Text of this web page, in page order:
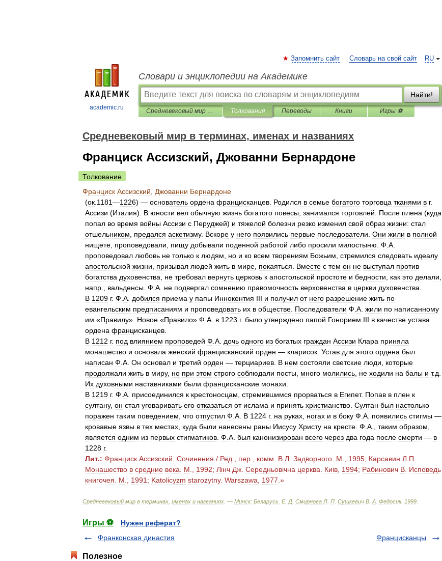
academic.ru
RU
Запомнить сайт Словарь на свой сайт
Словари и энциклопедии на Академике
Найти!
Средневековый мир в терминах, именах и названиях Толкования Переводы Книги Игры ⚽
Средневековый мир в терминах, именах и названиях
Франциск Ассизский, Джованни Бернардоне
Толкование
Франциск Ассизский Джованни Бернардоне
(ок 1181—1226) — основатель ордена францисканцев Родился в семье богатого торговца тканями в г.
Ассизи (Италия). В юности вел обычную жизнь богатого повесы занимался торговлей После плена (куда
попал во время войны Ассизи с Перуджей) и тяжелой болезни резко изменил свой образ жизни: стал
отшельником
предался аскетизму. Вскоре у него появились первые последователи Они жили в полной
нищете проповедовали пищу добывали поденной работой либо просили милостыню Ф А
проповедовал любовь не только к людям но и ко всем творениям Божьим стремился следовать идеалу
апостольской жизни призывал людей жить в мире покаяться Вместе с тем он не выступал против
богатства духовенства не требовал вернуть церковь к апостольской простоте и бедности как это делали
напр
вальденсы Ф А не подвергал сомнению правомочность верховенства в церкви духовенства
В 1209 г. Ф А добился приема у папы Иннокентия III и получил от него разрешение жить по
евангельским предписаниям и проповедовать их в обществе Последователи Ф А жили по написанному
им «Правилу». Новое «Правило» Ф А в 1223 г. было утверждено папой Гонорием III в качестве устава
ордена францисканцев
В 1212 г. под влиянием проповедей Ф А дочь одного из богатых граждан Ассизи Клара приняла
монашество и основала женский францисканский орден — кларисок Устав для этого ордена был
написан Ф А Он основал и третий орден — терциариев В нем состояли светские люди
которые
продолжали жить в миру, но при этом строго соблюдали посты много молились не ходили на балы и т.д
Их духовными наставниками были францисканские монахи
В 1219 г. Ф А присоединился к крестоносцам стремившимся прорваться в Египет. Попав в плен к
султану, он стал уговаривать его отказаться от ислама и принять христианство Султан был настолько
поражен таким поведением что отпустил Ф А В 1224 г. на руках ногах и в боку Ф А появились стигмы —
кровавые язвы в тех местах куда были нанесены раны Иисусу Христу на кресте Ф А таким образом
является одним из первых стигматиков Ф А был канонизирован всего через два года после смерти — в
1228 г.
Лит.: Франциск Ассизский Сочинения / Ред пер комм В Л Задворного М 1995; Карсавин Л П
Монашество в средние века М 1992; Лiнч Дж Середньовiчна церква Киiв 1994; Рабинович В Исповедь
книгочея
М 1991 ; Katolicyzm starozytny. Warszawa 1977 .»
Средневековый мир в терминах именах и названиях . — Минск: Беларусь Е. Д Смирнова Л П Сушкевич В А Федосик. 1999
Игры ⚽
Нужен реферат?
Франконская династия
Францисканцы
Полезное